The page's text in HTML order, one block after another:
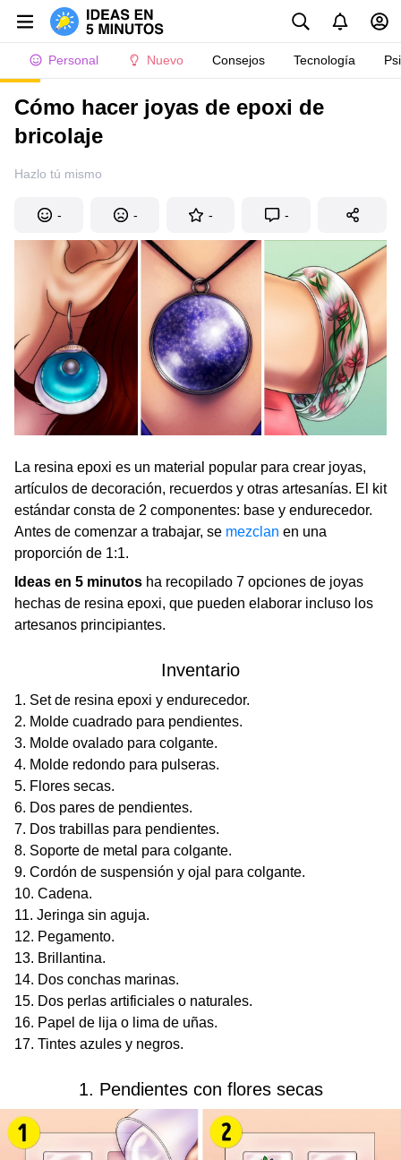
Personal Nuevo Consejos Tecnología
Cómo hacer joyas de epoxi de
bricolaje
Hazlo tú mismo
- - - -
La resina epoxi es un material popular para crear joyas,
artículos de decoración, recuerdos y otras artesanías. El kit
estándar consta de 2 componentes: base y endurecedor.
Antes de comenzar a trabajar, se mezclan en una
proporción de 1:1.
Ideas en 5 minutos ha recopilado 7 opciones de joyas
hechas de resina epoxi, que pueden elaborar incluso los
artesanos principiantes.
Inventario
Set de resina epoxi y endurecedor.
Molde cuadrado para pendientes.
Molde ovalado para colgante.
Molde redondo para pulseras.
Flores secas.
Dos pares de pendientes.
Dos trabillas para pendientes.
Soporte de metal para colgante.
Cordón de suspensión y ojal para colgante.
Cadena.
Jeringa sin aguja.
Pegamento.
Brillantina.
Dos conchas marinas.
Dos perlas artificiales o naturales.
Papel de lija o lima de uñas.
Tintes azules y negros.
1. Pendientes con flores secas